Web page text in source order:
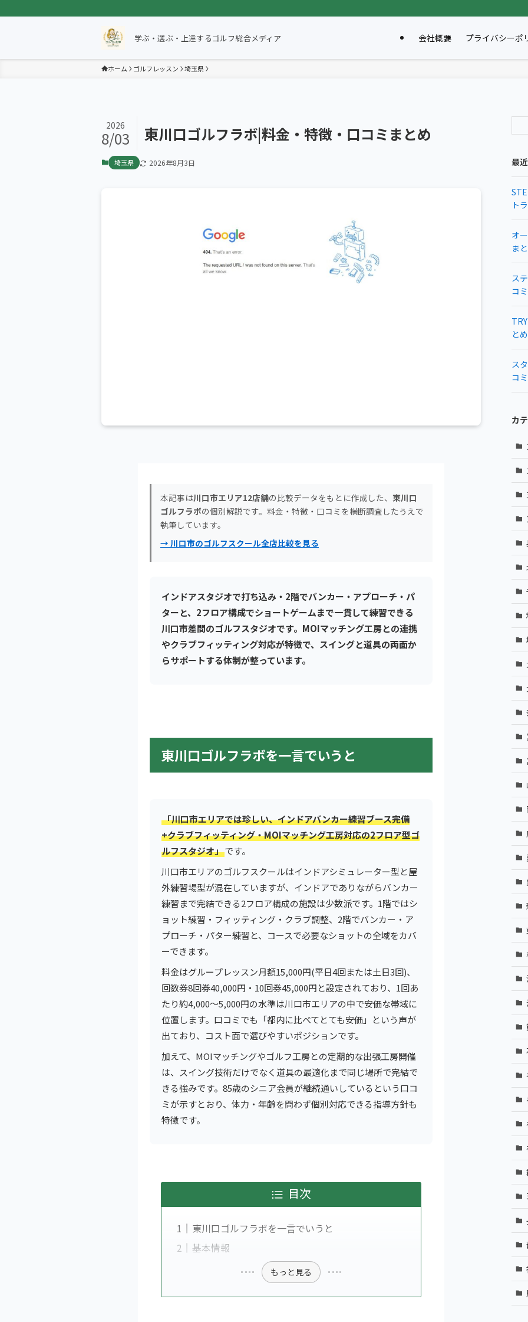
学ぶ・選ぶ・上達するゴルフ総合メディア 会社概要 プライバシーポ
ホーム ゴルフレッスン 埼玉県
東川口ゴルフラボ|料金・特徴・口コミまとめ
2026
8/03
埼玉県 2026年8月3日
本記事は川口市エリア12店舗の比較データをもとに作成した、 東川口
ゴルフラボの個別解説です。料金・特徴・口コミを横断調査したうえで
執筆しています。
→ 川口市のゴルフスクール全店比較を見る
インドアスタジオで打ち込み・2階でバンカー・アプローチ・パ
ターと、2フロア構成でショートゲームまで一貫して練習できる
川口市差間のゴルフスタジオです。MOIマッチング工房との連携
やクラブフィッティング対応が特徴で、スイングと道具の両面か
らサポートする体制が整っています。
東川口ゴルフラボを一言でいうと
「川口市エリアでは珍しい、インドアバンカー練習ブース完備
+クラブフィッティング・MOIマッチング工房対応の2フロア型ゴ
ルフスタジオ」です。
川口市エリアのゴルフスクールはインドアシミュレーター型と屋
外練習場型が混在していますが、インドアでありながらバンカー
練習まで完結できる2フロア構成の施設は少数派です。1階ではシ
ョット練習・フィッティング・クラブ調整、2階でバンカー・ア
プローチ・パター練習と、コースで必要なショットの全域をカバ
ーできます。
料金はグループレッスン月額15,000円(平日4回または土日3回)、
回数券8回券40,000円・10回券45,000円と設定されており、1回あ
たり約4,000〜5,000円の水準は川口市エリアの中で安価な帯域に
位置します。口コミでも「都内に比べてとても安価」という声が
出ており、コスト面で選びやすいポジションです。
加えて、MOIマッチングやゴルフ工房との定期的な出張工房開催
は、スイング技術だけでなく道具の最適化まで同じ場所で完結で
きる強みです。85歳のシニア会員が継続通いしているという口コ
ミが示すとおり、体力・年齢を問わず個別対応できる指導方針も
特徴です。
目次
東川口ゴルフラボを一言でいうと
基本情報
もっと見る
最
ト
オ
ま
ス
コ
とめ
ス
コ
カ